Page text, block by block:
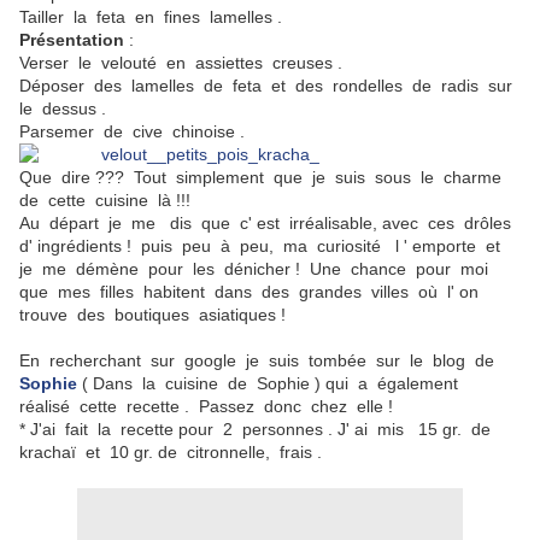
Tailler la feta en fines lamelles .
Présentation :
Verser le velouté en assiettes creuses .
Déposer des lamelles de feta et des rondelles de radis sur
le dessus .
Parsemer de cive chinoise .
Que dire ??? Tout simplement que je suis sous le charme
de cette cuisine là !!!
Au départ je me dis que c' est irréalisable, avec ces drôles
d' ingrédients ! puis peu à peu, ma curiosité l ' emporte et
je me démène pour les dénicher ! Une chance pour moi
que mes filles habitent dans des grandes villes où l' on
trouve des boutiques asiatiques !
En recherchant sur google je suis tombée sur le blog de
Sophie ( Dans la cuisine de Sophie ) qui a également
réalisé cette recette . Passez donc chez elle !
* J'ai fait la recette pour 2 personnes . J' ai mis 15 gr. de
krachaï et 10 gr. de citronnelle, frais .